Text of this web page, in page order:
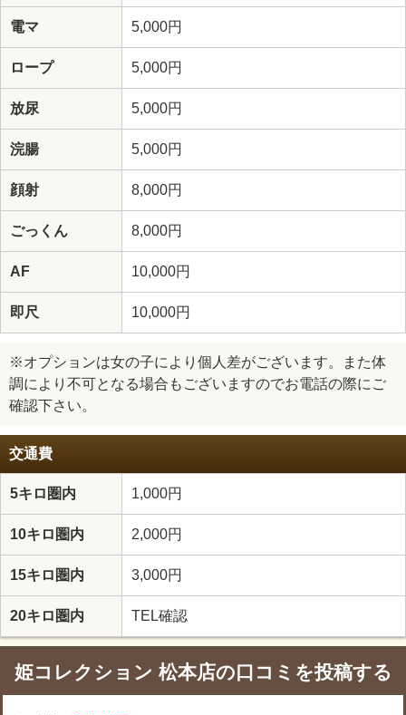
電マ 5,000円
ロープ 5,000円
放尿 5,000円
浣腸 5,000円
顔射 8,000円
ごっくん 8,000円
AF 10,000円
即尺 10,000円
※オプションは女の子により個人差がございます。また体
調により不可となる場合もございますのでお電話の際にご
確認下さい。
交通費
5キロ圏内 1,000円
10キロ圏内 2,000円
15キロ圏内 3,000円
20キロ圏内 TEL確認
姫コレクション 松本店の口コミを投稿する